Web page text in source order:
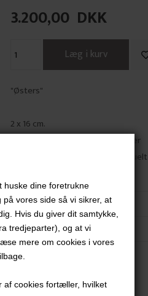
huske dine foretrukne
vores side så vi sikrer, at
Hvis du giver dit samtykke,
tredjeparter), og at vi
mere om cookies i vores
af cookies fortæller, hvilket
3.200,00DKK
"Østers"
2 x 16 cm.
Bronzeskulptur - flere støbninger
​​​​​​​Da hver skulptur pudses
PRODUKTBESKRIVELSE
PRODUKTINFORMATION